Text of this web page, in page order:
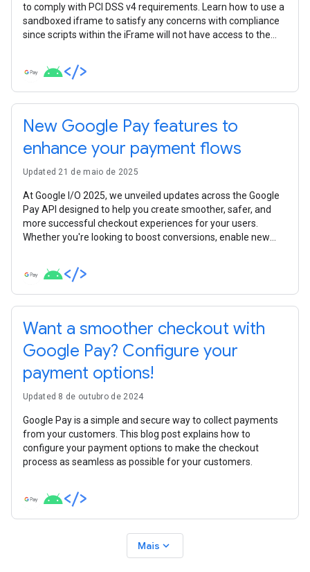
to comply with PCI DSS v4 requirements. Learn how to use a
sandboxed iframe to satisfy any concerns with compliance
since scripts within the iFrame will not have access to the
New Google Pay features to
enhance your payment flows
Updated 21 de maio de 2025
At Google I/O 2025, we unveiled updates across the Google
Pay API designed to help you create smoother, safer, and
more successful checkout experiences for your users.
Whether you're looking to boost conversions, enable new
integration, there's something new for you. Let's dive into the
key announcements developers need to know.
Want a smoother checkout with
Google Pay? Configure your
payment options!
Updated 8 de outubro de 2024
Google Pay is a simple and secure way to collect payments
from your customers. This blog post explains how to
configure your payment options to make the checkout
process as seamless as possible for your customers.
Mais expand_more